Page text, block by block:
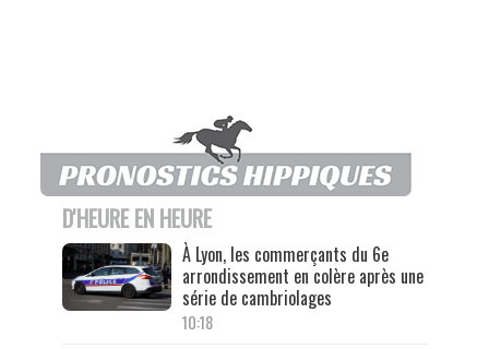
D'HEURE EN HEURE
À Lyon, les commerçants du 6e
arrondissement en colère après une
série de cambriolages
10:18